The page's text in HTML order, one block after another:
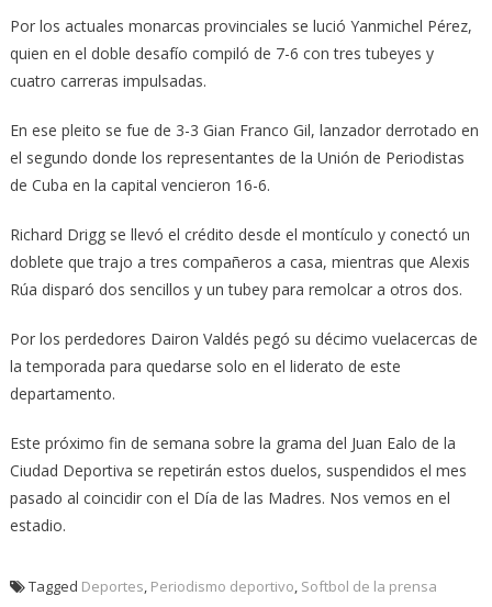
Por los actuales monarcas provinciales se lució Yanmichel Pérez,
quien en el doble desafío compiló de 7-6 con tres tubeyes y
cuatro carreras impulsadas.
En ese pleito se fue de 3-3 Gian Franco Gil, lanzador derrotado en
el segundo donde los representantes de la Unión de Periodistas
de Cuba en la capital vencieron 16-6.
Richard Drigg se llevó el crédito desde el montículo y conectó un
doblete que trajo a tres compañeros a casa, mientras que Alexis
Rúa disparó dos sencillos y un tubey para remolcar a otros dos.
Por los perdedores Dairon Valdés pegó su décimo vuelacercas de
la temporada para quedarse solo en el liderato de este
departamento.
Este próximo fin de semana sobre la grama del Juan Ealo de la
Ciudad Deportiva se repetirán estos duelos, suspendidos el mes
pasado al coincidir con el Día de las Madres. Nos vemos en el
estadio.
Tagged Deportes, Periodismo deportivo, Softbol de la prensa